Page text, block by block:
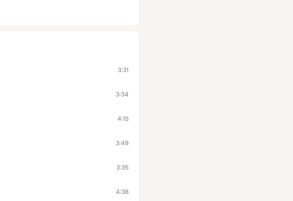
3:31
3:34
4:15
3:49
3:35
4:38